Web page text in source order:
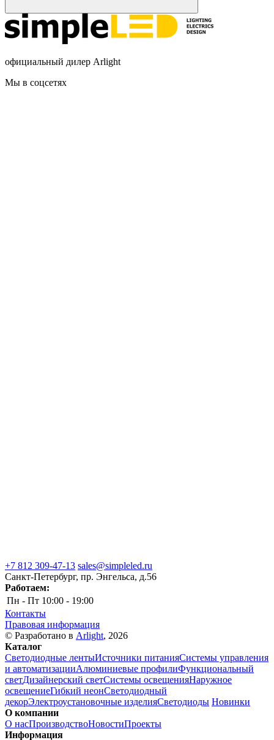
официальный дилер Arlight
Мы в соцсетях
+7 812 309-47-13 sales@simpleled.ru
Санкт-Петербург, пр. Энгельса, д.56
Работаем:
Пн - Пт 10:00 - 19:00
Контакты
Правовая информация
© Разработано в Arlight, 2026
Каталог
Светодиодные лентыИсточники питанияСистемы управления
и автоматизацииАлюминиевые профилиФункциональный
светДизайнерский светСистемы освещенияНаружное
освещениеГибкий неонСветодиодный
декорЭлектроустановочные изделияСветодиоды Новинки
О компании
О насПроизводствоНовостиПроекты
Информация